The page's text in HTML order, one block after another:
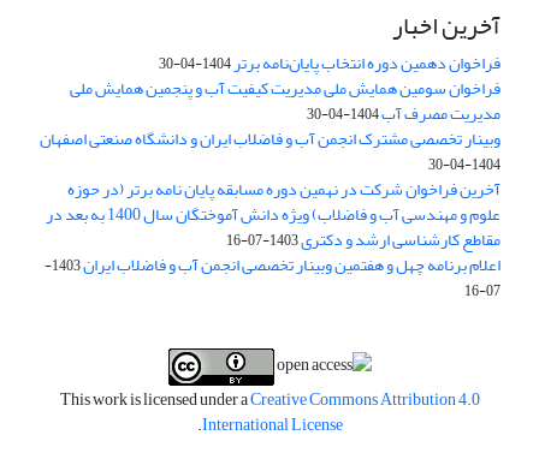
آخرین اخبار
فراخوان دهمین دوره انتخاب پایان‌نامه برتر1404-04-30
فراخوان سومین همایش ملی مدیریت کیفیت آب و پنجمین همایش ملی
مدیریت مصرف آب1404-04-30
وبینار تخصصی مشترک انجمن آب و فاضلاب ایران و دانشگاه صنعتی اصفهان
1404-04-30
آخرین فراخوان شرکت در نهمین دوره مسابقه پایان نامه برتر (در حوزه
علوم و مهندسی آب و فاضلاب) ویژه دانش آموختگان سال 1400 به بعد در
مقاطع کارشناسی ارشد و دکتری1403-07-16
اعلام برنامه چهل و هفتمین وبینار تخصصی انجمن آب و فاضلاب ایران
1403-
07-16
This work is licensed under aCreative Commons Attribution 4.0
International License
.